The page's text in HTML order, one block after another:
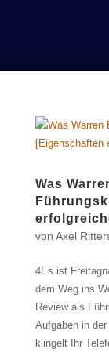
Was
von Axel
4Es ist
dem Weg ins
Review als
Aufgaben in
klingelt Ihr